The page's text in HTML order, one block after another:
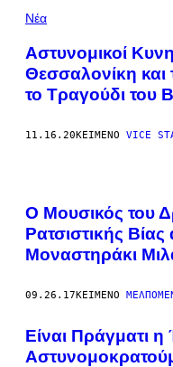
Νέα
Αστυνομικοί
Θεσσαλονίκη και
το Τραγούδι του
11.16.20ΚΕΊΜΕΝΟ VICE
Ο Μουσικός του
Ρατσιστικής
Μοναστηράκι
09.26.17ΚΕΊΜΕΝΟ
Είναι Πράγματι